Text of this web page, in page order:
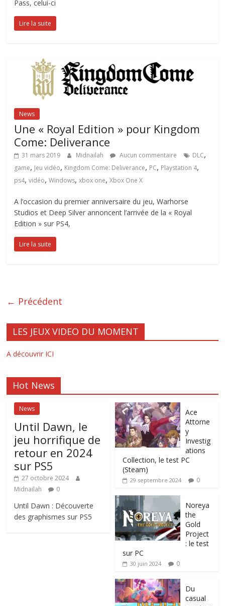
Pass, celui-ci
Lire la suite
News
Une « Royal Edition » pour Kingdom
Come: Deliverance
31 mars 2019 Midnailah Aucun commentaire DLC,
game, Jeu vidéo, Kingdom Come: Deliverance, PC, Playstation 4,
ps4,vidéo,Windows,xbox one,Xbox One X
A l’occasion du premier anniversaire du jeu, Warhorse
Studios et Deep Silver annoncent l’arrivée de la « Royal
Edition » sur PS4,
Lire la suite
← Précédent
LES JEUX VIDEO DU MOMENT
A découvrir ICI
Hot News
News
Until Dawn, le
jeu horrifique de
retour en 2024
sur PS5
27 octobre 2024
Midnailah
0
Until Dawn : Découverte
des graphismes sur PS5
Ace
Attorne
y
Investig
ations
Collection, le test PC
(Steam)
29 septembre 2024 0
Noreya
the
Gold
Project
: le test
sur PC
30 juin 2024 0
Du
casual